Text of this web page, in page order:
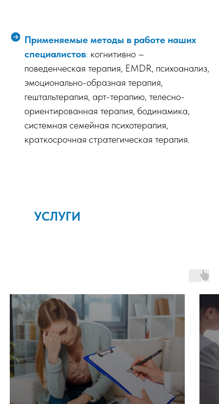
Применяемые методы в работе наших
специалистов: когнитивно –
поведенческая терапия, EMDR, психоанализ,
эмоционально-образная терапия,
гештальтерапия, арт-терапию, телесно-
ориентированная терапия, бодинамика,
системная семейная психотерапия,
краткосрочная стратегическая терапия.
УСЛУГИ